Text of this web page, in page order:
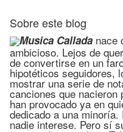
Sobre este blog
Musica Callada nace
ambicioso. Lejos de
de convertirse en un
hipotéticos seguidores,
mostrar una serie de
canciones que
han provocado ya en
dedicado a una
nadie interese. Pero sí